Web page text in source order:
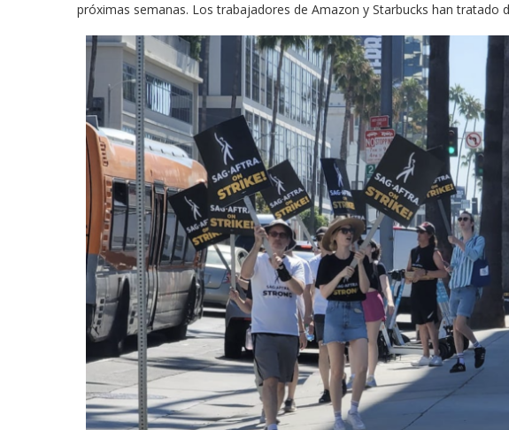
próximas semanas. Los trabajadores de Amazon y Starbucks han tratado
imágenes de ‘Velvet
Fabiola Guajardo e Iván Arana recorren
alfombra roja...
02/09/2025